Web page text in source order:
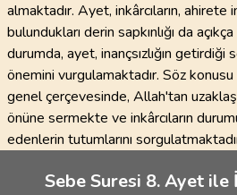
almaktadır. Ayet, inkârcıların, ahirete
bulundukları derin sapkınlığı da
durumda, ayet, inançsızlığın getirdiği
önemini vurgulamaktadır. Söz
genel çerçevesinde, Allah'tan
önüne sermekte ve inkârcıların
edenlerin tutumlarını
Sebe Suresi 8. Ayet